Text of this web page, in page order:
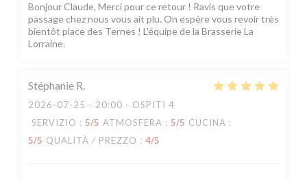
Bonjour Claude, Merci pour ce retour ! Ravis que votre
passage chez nous vous ait plu. On espère vous revoir très
bientôt place des Ternes ! L'équipe de la Brasserie La
Lorraine.
Stéphanie R
2026-07-25 - 20:00 - OSPITI 4
SERVIZIO : 5/5 ATMOSFERA : 5/5 CUCINA :
5/5 QUALITÀ / PREZZO : 4/5